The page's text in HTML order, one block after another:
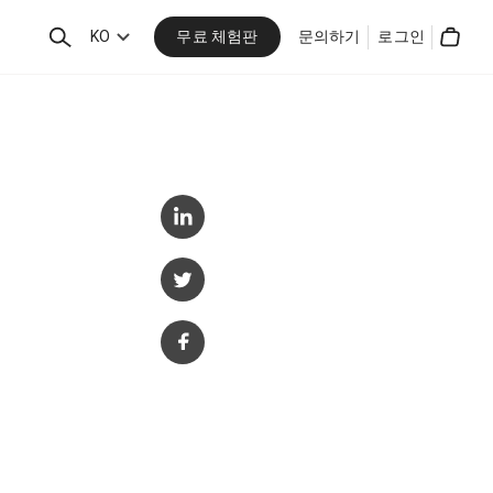
검
KO 무료 체험판 문의하기 로그인